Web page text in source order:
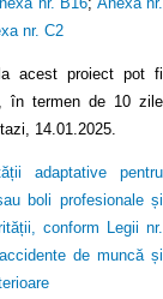
nr. C2
acest proiect pot fi
, în termen de 10 zile
14.01.2025.
adaptative pentru
boli profesionale și
conform Legii nr.
de muncă și